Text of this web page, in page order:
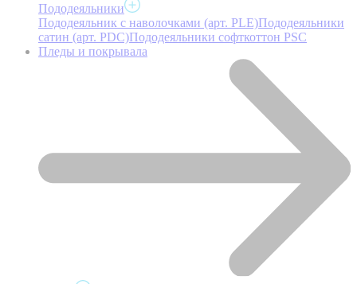
Пододеяльники
Пододеяльник с наволочками (арт. PLE)Пододеяльники
сатин (арт. PDC)Пододеяльники софткоттон PSC
Пледы и покрывала